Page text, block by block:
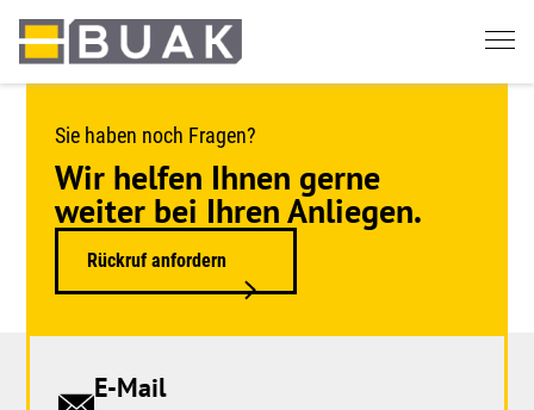
Springe
zum
Sie haben noch Fragen?
Wir helfen Ihnen gerne
weiter bei Ihren Anliegen.
Rückruf anfordern
E-Mail